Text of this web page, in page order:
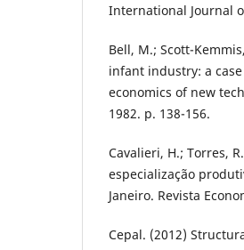
International Journal
Bell, M.; Scott-
infant industry: a case
economics of new
1982. p. 138-156.
Cavalieri, H.; Torres,
especialização
Janeiro. Revista
Cepal. (2012)